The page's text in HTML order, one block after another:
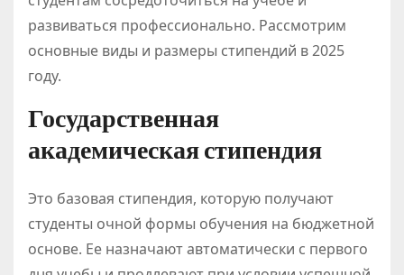
развиваться профессионально. Рассмотрим
основные виды и размеры стипендий в 2025
году.
Государственная
академическая стипендия
Это базовая стипендия, которую получают
студенты очной формы обучения на бюджетной
основе. Ее назначают автоматически с первого